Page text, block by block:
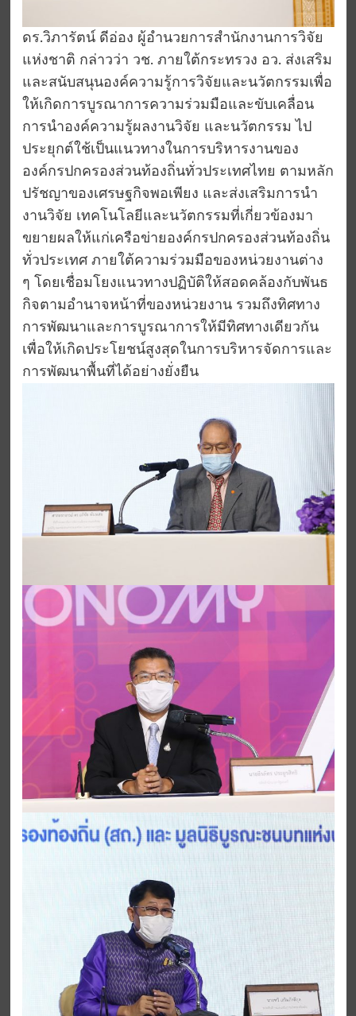
ดร.วิภารัตน์ ดีอ่อง ผู้อำนวยการสำนักงานการวิจัย
แห่งชาติ กล่าวว่า วช. ภายใต้กระทรวง อว. ส่งเสริม
และสนับสนุนองค์ความรู้การวิจัยและนวัตกรรมเพื่อ
ให้เกิดการบูรณาการความร่วมมือและขับเคลื่อน
การนำองค์ความรู้ผลงานวิจัย และนวัตกรรม ไป
ประยุกต์ใช้เป็นแนวทางในการบริหารงานของ
องค์กรปกครองส่วนท้องถิ่นทั่วประเทศไทย ตามหลัก
ปรัชญาของเศรษฐกิจพอเพียง และส่งเสริมการนำ
งานวิจัย เทคโนโลยีและนวัตกรรมที่เกี่ยวข้องมา
ขยายผลให้แก่เครือข่ายองค์กรปกครองส่วนท้องถิ่น
ทั่วประเทศ ภายใต้ความร่วมมือของหน่วยงานต่าง
ๆ โดยเชื่อมโยงแนวทางปฏิบัติให้สอดคล้องกับพันธ
กิจตามอำนาจหน้าที่ของหน่วยงาน รวมถึงทิศทาง
การพัฒนาและการบูรณาการให้มีทิศทางเดียวกัน
เพื่อให้เกิดประโยชน์สูงสุดในการบริหารจัดการและ
การพัฒนาพื้นที่ได้อย่างยั่งยืน